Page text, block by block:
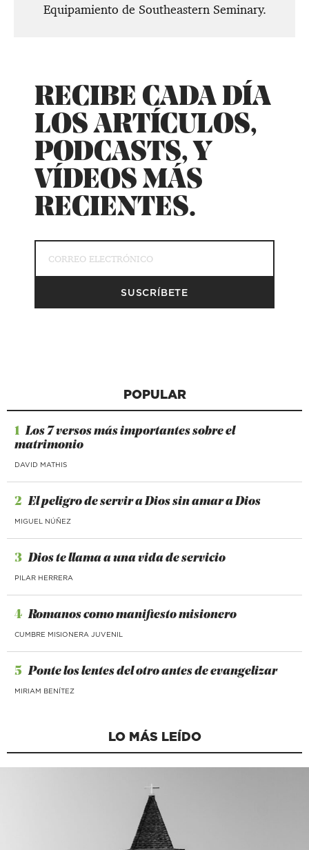
Equipamiento de Southeastern Seminary.
RECIBE CADA DÍA
LOS ARTÍCULOS,
PODCASTS, Y
VÍDEOS MÁS
RECIENTES.
POPULAR
1 Los 7 versos más importantes sobre el
matrimonio
DAVID MATHIS
2 El peligro de servir a Dios sin amar a Dios
MIGUEL NÚÑEZ
3 Dios te llama a una vida de servicio
PILAR HERRERA
4 Romanos como manifiesto misionero
CUMBRE MISIONERA JUVENIL
5 Ponte los lentes del otro antes de evangelizar
MIRIAM BENÍTEZ
LO MÁS LEÍDO